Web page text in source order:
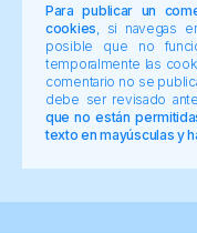
Para publicar un
cookies , si navegas
posible que no
temporalmente las
comentario no se
debe ser revisado
que no están
texto en mayúsculas y